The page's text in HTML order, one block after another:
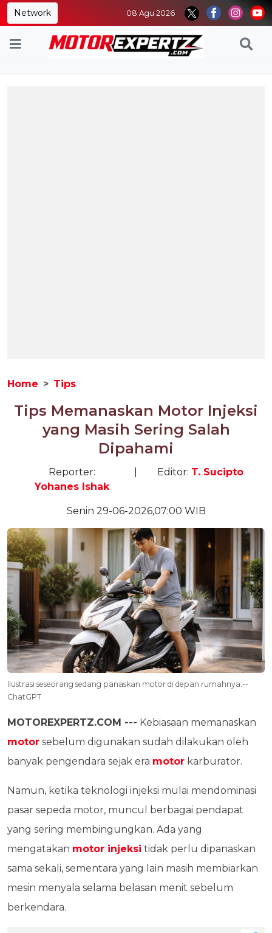
Network 08 Agu 2026
Home Tips
Tips Memanaskan Motor Injeksi
yang Masih Sering Salah
Dipahami
Reporter:
Yohanes Ishak
Editor: T. Sucipto
Senin 29-06-2026,07:00 WIB
Ilustrasi seseorang sedang panaskan motor di depan rumahnya.--
ChatGPT
MOTOREXPERTZ.COM --- Kebiasaan memanaskan
motor sebelum digunakan sudah dilakukan oleh
banyak pengendara sejak era motor karburator.
Namun, ketika teknologi injeksi mulai mendominasi
pasar sepeda motor, muncul berbagai pendapat
yang sering membingungkan. Ada yang
mengatakan motor injeksi tidak perlu dipanaskan
sama sekali, sementara yang lain masih membiarkan
mesin menyala selama belasan menit sebelum
berkendara.